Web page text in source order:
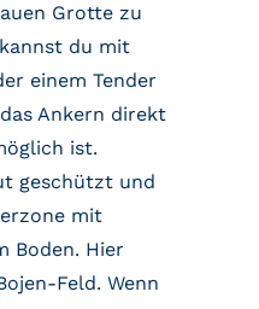
Grotte zu
du mit
einem Tender
Ankern direkt
ist.
geschützt und
mit
Boden. Hier
Feld. Wenn